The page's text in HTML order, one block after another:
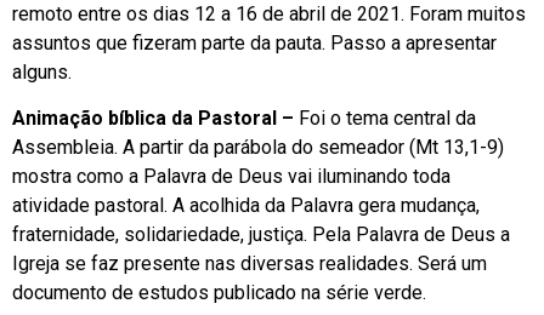
remoto entre os dias 12 a 16 de abril de 2021. Foram muitos
assuntos que fizeram parte da pauta. Passo a apresentar
alguns.
Animação bíblica da Pastoral – Foi o tema central da
Assembleia. A partir da parábola do semeador (Mt 13,1-9)
mostra como a Palavra de Deus vai iluminando toda
atividade pastoral. A acolhida da Palavra gera mudança,
fraternidade, solidariedade, justiça. Pela Palavra de Deus a
Igreja se faz presente nas diversas realidades. Será um
documento de estudos publicado na série verde.